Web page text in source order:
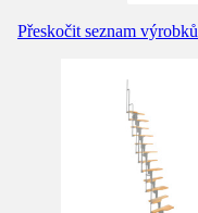
Přeskočit seznam výrobků